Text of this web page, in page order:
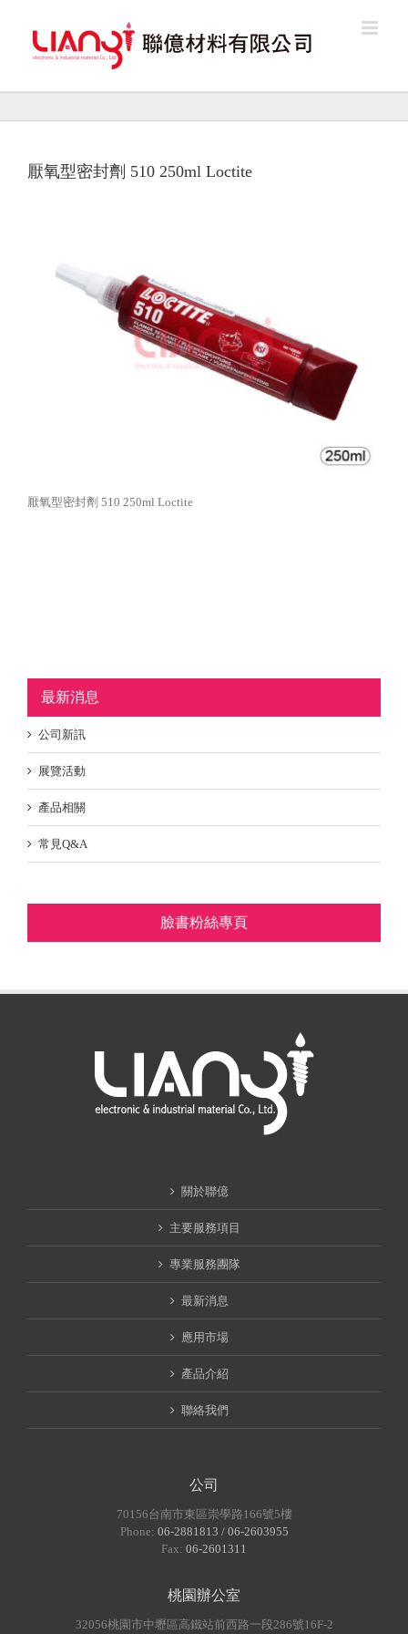
content
厭氧型密封劑 510 250ml Loctite
厭氧型密封劑 510 250ml Loctite
最新消息
公司新訊
展覽活動
產品相關
常見Q&A
臉書粉絲專頁
關於聯億
主要服務項目
專業服務團隊
最新消息
應用市場
產品介紹
聯絡我們
公司
70156台南市東區崇學路166號5樓
Phone: 06-2881813 / 06-2603955
Fax: 06-2601311
桃園辦公室
32056桃園市中壢區高鐵站前西路一段286號16F-2